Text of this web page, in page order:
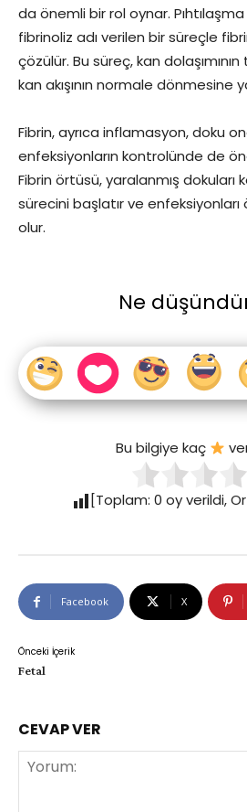
da önemli bir rol oynar.
fibrinoliz adı verilen bir süreçle
çözülür. Bu süreç, kan dolaşımının
kan akışının normale dönmesine
Fibrin, ayrıca inflamasyon, doku
enfeksiyonların kontrolünde de
Fibrin örtüsü, yaralanmış dokuları
sürecini başlatır ve enfeksiyonları
olur.
Ne
Bu bilgiye kaç
[Toplam:0 oy verildi,
Facebook X
Önceki İçerik
Fetal
CEVAP VER